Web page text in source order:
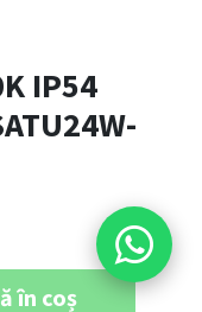
IP54
în coș